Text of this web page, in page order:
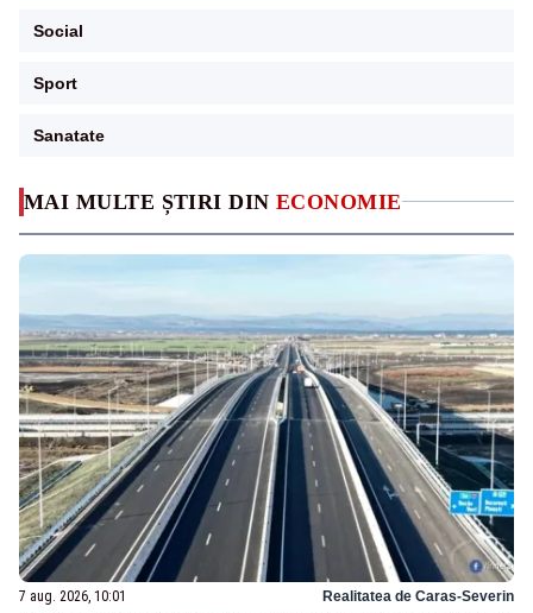
MAI MULTE ȘTIRI DIN ECONOMIE
7 aug. 2026, 10:01 Realitatea de Caras-Severin
Social
Sport
Sanatate